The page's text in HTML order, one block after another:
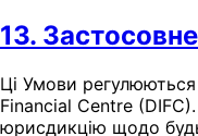
13.
Ці Умови
Financial Centre
юрисдикцію щодо